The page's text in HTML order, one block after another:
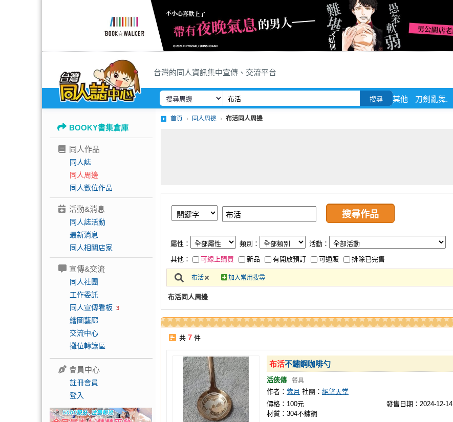
台灣的同人資訊集中宣傳、交流平台
搜尋 其他 刀劍亂舞.
BOOKY書集倉庫
同人作品
同人誌
同人周邊
同人數位作品
活動&消息
同人誌活動
最新消息
同人相關店家
宣傳&交流
同人社團
工作委託
同人宣傳看板 3
繪圖藝廊
交流中心
攤位轉讓區
會員中心
註冊會員
登入
首頁 同人周邊 布活同人周邊
屬性： 類別：
活動：
其他：
可線上購買 新品 有開放預訂 可通販 排除已完售
布活 加入常用搜尋
布活同人周邊
共 7 件
布活不鏽鋼咖啡勺
活俠傳 餐具
作者： 紫月 社團： 絕望天堂
價格：100元
發售日期：2024-12-14
材質：304不鏽鋼